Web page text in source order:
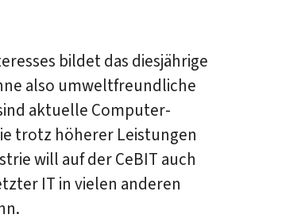
bildet das diesjährige
also umweltfreundliche
aktuelle Computer-
trotz höherer Leistungen
will auf der CeBIT auch
IT in vielen anderen